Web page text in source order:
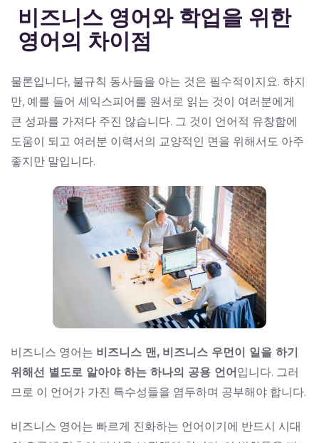
비즈니스 영어와 학업을 위한
영어의 차이점
물론입니다, 불규칙 동사들을 아는 것은 필수적이지요. 하지
만, 예를 들어 셰익스피어를 원서로 읽는 것이 여러분에게
큰 성과를 가져다 주진 않습니다. 그 것이 언어적 유창함에
도움이 되고 여러분 이력서의 교양적인 면을 위해서도 아주
좋지만 말입니다.
비즈니스 영어는 비즈니스 맨, 비즈니스 우먼이 일을 하기
위해선 별도로 알아야 하는 하나의 공용 언어입니다. 그러
므로 이 언어가 가진 특수성들을 염두하며 공부해야 합니다.
비즈니스 영어는 빠르게 진화하는 언어이기에 반드시 시대